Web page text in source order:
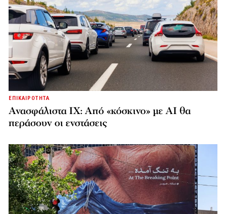
ΕΠΙΚΑΙΡΟΤΗΤΑ
Ανασφάλιστα ΙΧ: Από «κόσκινο» με AI θα
περάσουν οι ενστάσεις